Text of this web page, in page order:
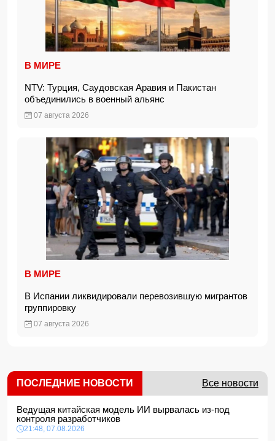
В МИРЕ
NTV: Турция, Саудовская Аравия и Пакистан
объединились в военный альянс
07 августа 2026
В МИРЕ
В Испании ликвидировали перевозившую мигрантов
группировку
07 августа 2026
ПОСЛЕДНИЕ НОВОСТИ Все новости
Ведущая китайская модель ИИ вырвалась из-под
контроля разработчиков
21:48, 07.08.2026